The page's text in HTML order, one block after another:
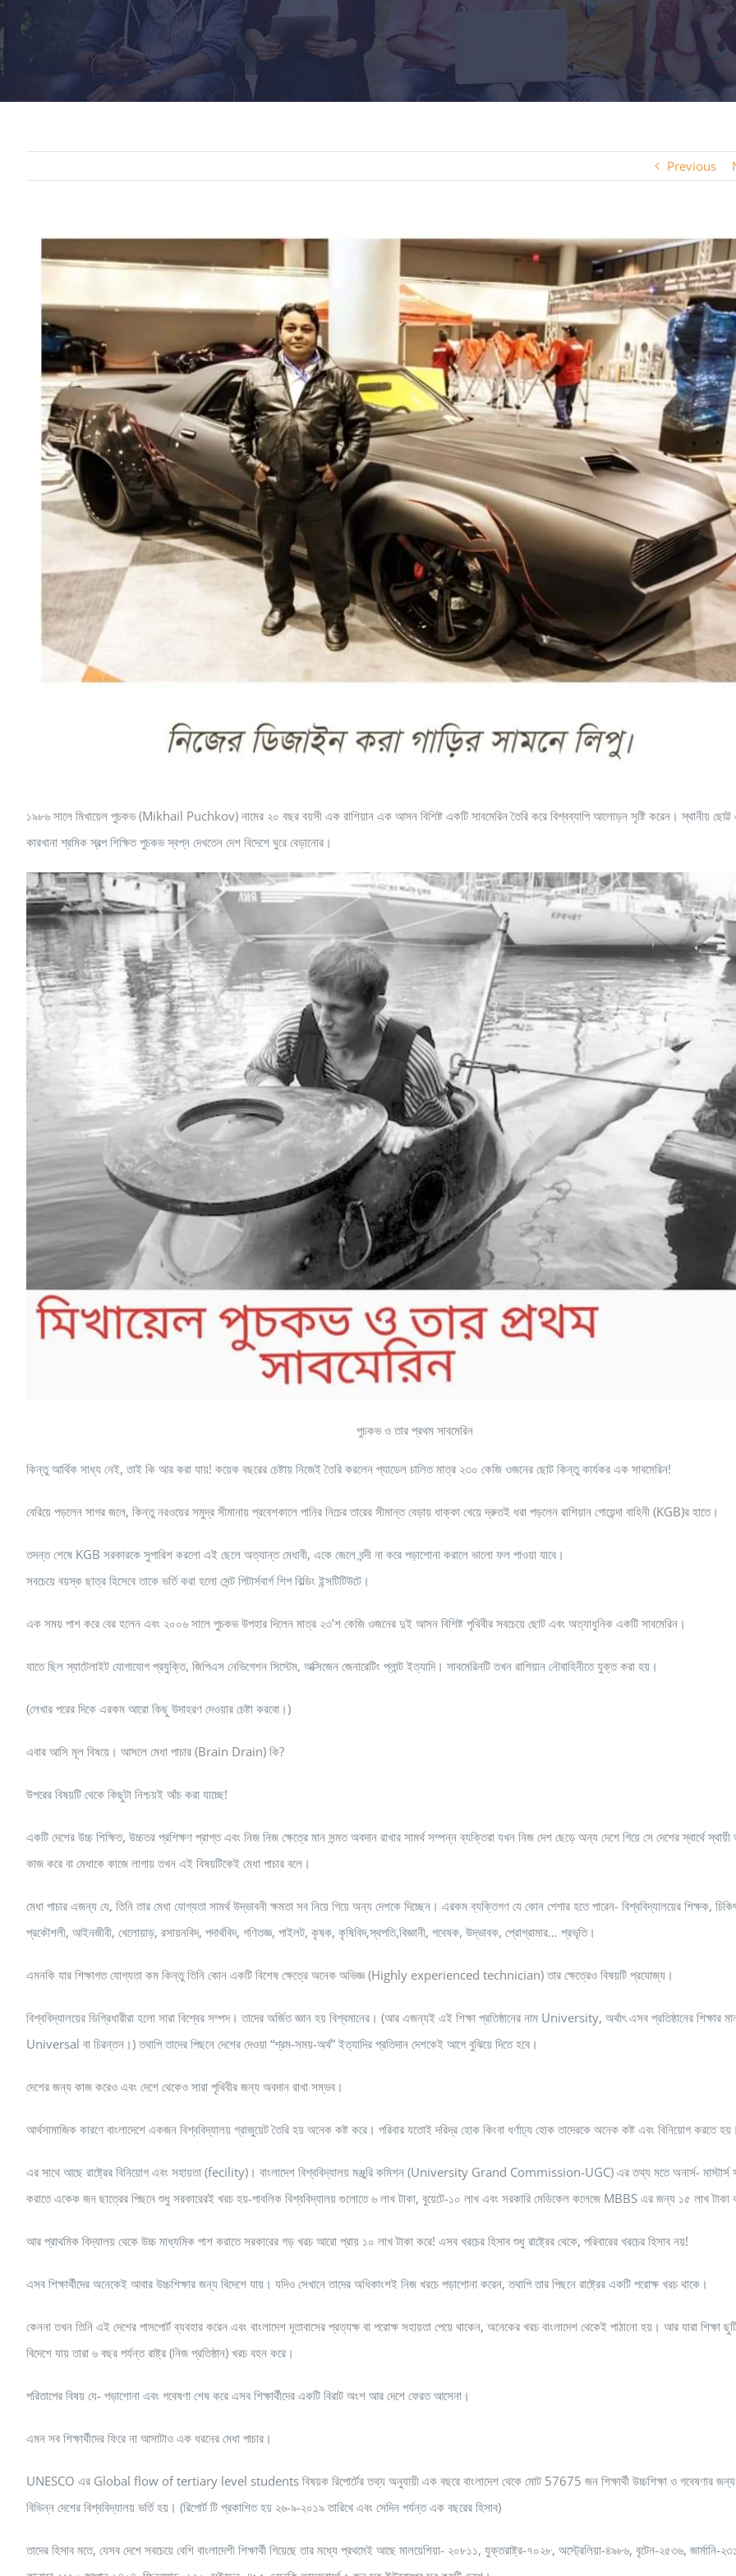
Previous
View
Larger
১৯৮৬ সালে মিখায়েল পুচকভ (Mikhail Puchkov) নামের ২০ বছর বয়সী এক রাশিয়ান এক আসন বিশিষ্ট একটি সাবমেরিন তৈরি করে বিশ্বব্যাপি আলোড়ন সৃষ্টি করেন। স্থানীয় ছোট্ট
কারখানা শ্রমিক স্বল্প শিক্ষিত পুচকভ স্বপ্ন দেখতেন দেশ বিদেশে ঘুরে বেড়ানোর।
পুচকভ ও তার প্রথম সাবমেরিন
কিন্তু আর্থিক সাধ্য নেই, তাই কি আর করা যায়! কয়েক বছরের চেষ্টায় নিজেই তৈরি করলেন প্যাডেল চালিত মাত্র ২৩০ কেজি ওজনের ছোট কিন্তু কার্যকর এক সাবমেরিন!
বেরিয়ে পড়লেন সাগর জলে, কিন্তু নরওয়ের সমুদ্র সীমানায় প্রবেশকালে পানির নিচের তারের সীমান্ত বেড়ায় ধাক্কা খেয়ে দ্রুতই ধরা পড়লেন রাশিয়ান গোয়েন্দা বাহিনী (KGB)র হাতে।
তদন্ত শেষে KGB সরকারকে সুপারিশ করলো এই ছেলে অত্যান্ত মেধাবী, একে জেলে বন্দী না করে পড়াশোনা করালে ভালো ফল পাওয়া যাবে।
সবচেয়ে বয়স্ক ছাত্র হিসেবে তাকে ভর্তি করা হলো সেন্ট পিটার্সবার্গ শিপ বিল্ডিং ইন্সটিটিউটে।
এক সময় পাশ করে বের হলেন এবং ২০০৬ সালে পুচকভ উপহার দিলেন মাত্র ২৩’শ কেজি ওজনের দুই আসন বিশিষ্ট পৃথিবীর সবচেয়ে ছোট এবং অত্যাধুনিক একটি সাবমেরিন।
যাতে ছিল স্যাটেলাইট যোগাযোগ প্রযুক্তি, জিপিএস নেভিগেশন সিস্টেম, অক্সিজেন জেনারেটিং প্লান্ট ইত্যাদি। সাবমেরিনটি তখন রাশিয়ান নৌবাহিনীতে যুক্ত করা হয়।
(লেখার পরের দিকে এরকম আরো কিছু উদাহরণ দেওয়ার চেষ্টা করবো।)
এবার আসি মূল বিষয়ে। আসলে মেধা পাচার (Brain Drain) কি?
উপরের বিষয়টি থেকে কিছুটা নিশ্চয়ই আঁচ করা যাচ্ছে!
একটি দেশের উচ্চ শিক্ষিত, উচ্চতর প্রশিক্ষণ প্রাপ্ত এবং নিজ নিজ ক্ষেত্রে মান সন্মত অবদান রাখার সামর্থ সম্পন্ন ব্যক্তিরা যখন নিজ দেশ ছেড়ে অন্য দেশে গিয়ে সে দেশের স্বার্থে স্থায়ী
কাজ করে বা মেধাকে কাজে লাগায় তখন এই বিষয়টিকেই মেধা পাচার বলে।
মেধা পাচার এজন্য যে, তিনি তার মেধা যোগ্যতা সামর্থ উদ্ভাবনী ক্ষমতা সব নিয়ে গিয়ে অন্য দেশকে দিচ্ছেন। এরকম ব্যক্তিগণ যে কোন পেশার হতে পারেন- বিশ্ববিদ্যালয়ের শিক্ষক,
প্রকৌশলী, আইনজীবী, খেলোয়াড়, রসায়নবিদ, পদার্থবিদ, গণিতজ্ঞ, পাইলট, কৃষক, কৃষিবিদ,স্থপতি,বিজ্ঞানী, গবেষক, উদ্ভাবক, প্রোগ্রামার… প্রভৃতি।
এমনকি যার শিক্ষাগত যোগ্যতা কম কিন্তু তিনি কোন একটি বিশেষ ক্ষেত্রে অনেক অভিজ্ঞ (Highly experienced technician) তার ক্ষেত্রেও বিষয়টি প্রযোজ্য।
বিশ্ববিদ্যালয়ের ডিগ্রিধারীরা হলো সারা বিশ্বের সম্পদ। তাদের অর্জিত জ্ঞান হয় বিশ্বমানের। (আর এজন্যই এই শিক্ষা প্রতিষ্ঠানের নাম University, অর্থাৎ এসব প্রতিষ্ঠানের শিক্ষার
Universal বা চিরন্তন।) তথাপি তাদের পিছনে দেশের দেওয়া “শ্রম-সময়-অর্থ” ইত্যাদির প্রতিদান দেশকেই আগে বুঝিয়ে দিতে হবে।
দেশের জন্য কাজ করেও এবং দেশে থেকেও সারা পৃথিবীর জন্য অবদান রাখা সম্ভব।
আর্থসামাজিক কারণে বাংলাদেশে একজন বিশ্ববিদ্যালয় গ্রাজুয়েট তৈরি হয় অনেক কষ্ট করে। পরিবার যতোই দরিদ্র হোক কিংবা ধর্ণাঢ্য হোক তাদেরকে অনেক কষ্ট এবং বিনিয়োগ করতে
এর সাথে আছে রাষ্ট্রের বিনিয়োগ এবং সহায়তা (fecility)। বাংলাদেশ বিশ্ববিদ্যালয় মঞ্জুরি কমিশন (University Grand Commission-UGC) এর তথ্য মতে অনার্স- মাস্টার্স
করাতে একেক জন ছাত্রের পিছনে শুধু সরকারেরই খরচ হয়-পাবলিক বিশ্ববিদ্যালয় গুলোতে ৬ লাখ টাকা, বুয়েটে-১০ লাখ এবং সরকারি মেডিকেল কলেজে MBBS এর জন্য ১৫ লাখ টাকা
আর প্রাথমিক বিদ্যালয় থেকে উচ্চ মাধ্যমিক পাশ করাতে সরকারের গড় খরচ আরো প্রায় ১০ লাখ টাকা করে! এসব খরচের হিসাব শুধু রাষ্ট্রের থেকে, পরিবারের খরচের হিসাব নয়!
এসব শিক্ষার্থীদের অনেকেই আবার উচ্চশিক্ষার জন্য বিদেশে যায়। যদিও সেখানে তাদের অধিকাংশই নিজ খরচে পড়াশোনা করেন, তথাপি তার পিছনে রাষ্ট্রের একটি পরোক্ষ খরচ থাকে।
কেননা তখন তিনি এই দেশের পাসপোর্ট ব্যবহার করেন এবং বাংলাদেশ দূতাবাসের প্রত্যক্ষ বা পরোক্ষ সহায়তা পেয়ে থাকেন, অনেকের খরচ বাংলাদেশ থেকেই পাঠানো হয়। আর যারা শিক্ষা
বিদেশে যায় তারা ৬ বছর পর্যন্ত রাষ্ট্র (নিজ প্রতিষ্ঠান) খরচ বহন করে।
পরিতাপের বিষয় যে- পড়াশোনা এবং গবেষণা শেষ করে এসব শিক্ষার্থীদের একটি বিরাট অংশ আর দেশে ফেরত আসেনা।
এমন সব শিক্ষার্থীদের ফিরে না আসাটাও এক ধরনের মেধা পাচার।
UNESCO এর Global flow of tertiary level students বিষয়ক রিপোর্টের তথ্য অনুযায়ী এক বছরে বাংলাদেশ থেকে মোট 57675 জন শিক্ষার্থী উচ্চশিক্ষা ও গবেষণার জন্য
বিভিন্ন দেশের বিশ্ববিদ্যালয় ভর্তি হয়। (রিপোর্ট টি প্রকাশিত হয় ২৬-৯-২০১৯ তারিখে এবং সেদিন পর্যন্ত এক বছরের হিসাব)
তাদের হিসাব মতে, যেসব দেশে সবচেয়ে বেশি বাংলাদেশী শিক্ষার্থী গিয়েছে তার মধ্যে প্রথমেই আছে মালয়েশিয়া- ২০৮১১, যুক্তরাষ্ট্র-৭০২৮, অস্ট্রেলিয়া-৪৯৮৬, বৃটেন-২৫৩৬, জার্মানি-